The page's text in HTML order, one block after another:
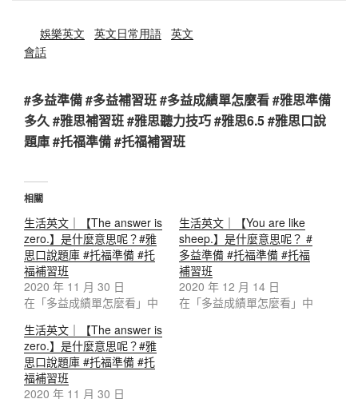
娛樂英文 英文日常用語
英文
會話
#多益準備 #多益補習班 #多益成績單怎麼看 #雅思準備
多久 #雅思補習班 #雅思聽力技巧 #雅思6.5 #雅思口說
題庫 #托福準備 #托福補習班
相關
生活英文｜【The answer is
zero.】是什麼意思呢？#雅
思口說題庫 #托福準備 #托
福補習班
2020 年 11 月 30 日
在「多益成績單怎麼看」中
生活英文｜【You are like
sheep.】是什麼意思呢？ #
多益準備 #托福準備 #托福
補習班
2020 年 12 月 14 日
在「多益成績單怎麼看」中
生活英文｜【The answer is
zero.】是什麼意思呢？#雅
思口說題庫 #托福準備 #托
福補習班
2020 年 11 月 30 日